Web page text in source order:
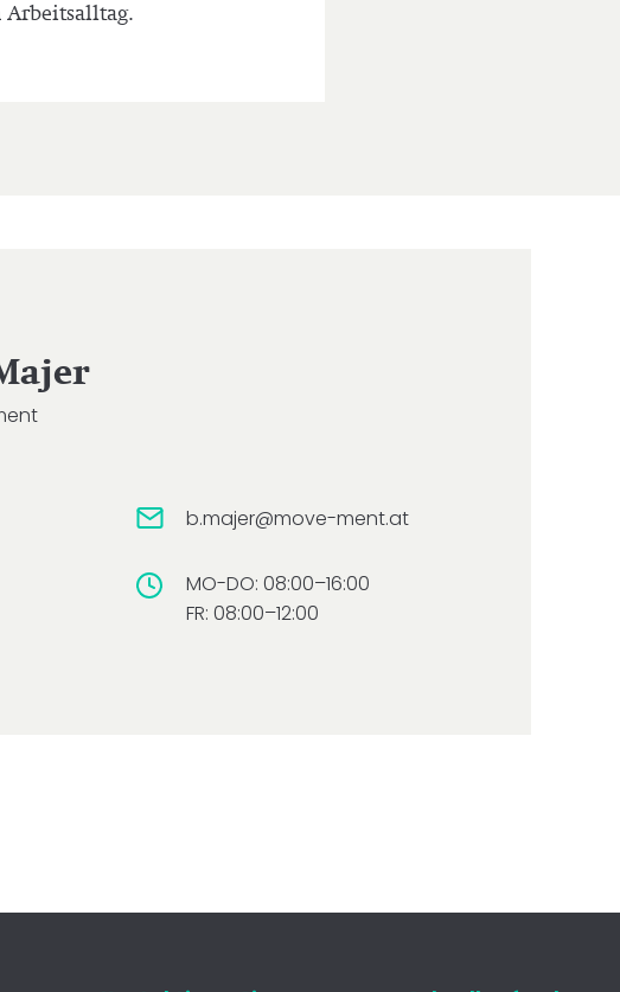
b.majer@move-ment.at
MO-DO: 08:00–16:00
FR: 08:00–12:00